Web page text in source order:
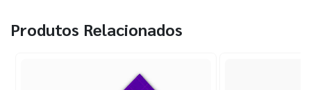
Produtos Relacionados